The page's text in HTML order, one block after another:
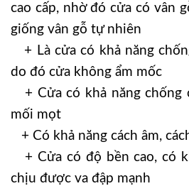
cao cấp, nhờ đó cửa có vân
giống vân gỗ tự nhiên
+ Là cửa có khả năng
do đó cửa không ẩm mốc
+ Cửa có khả năng chống
mối mọt
+ Có khả năng cách âm,
+ Cửa có độ bền cao, có
chịu được va đập mạnh